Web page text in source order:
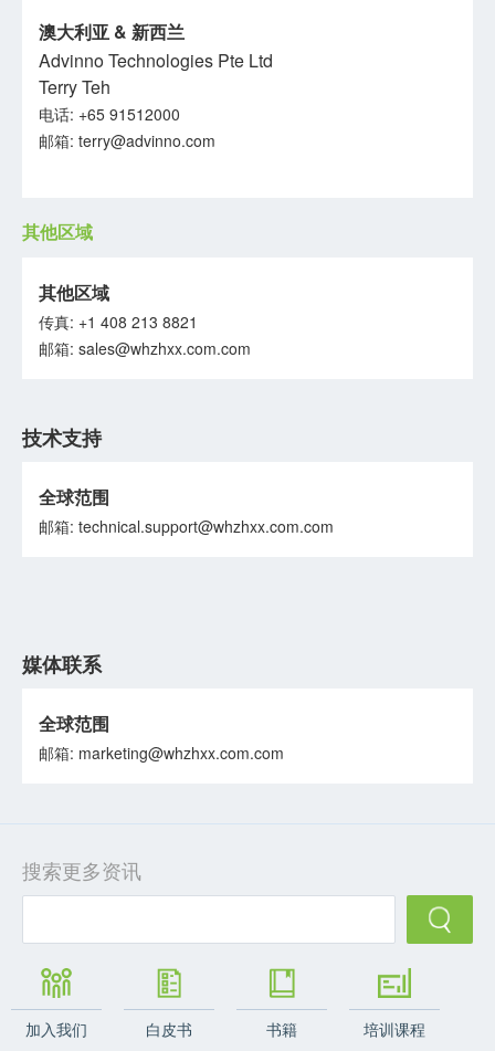
澳大利亚 & 新西兰
Advinno Technologies Pte Ltd
Terry Teh
电话: +65 91512000
邮箱: terry@advinno.com
其他区域
其他区域
传真: +1 408 213 8821
邮箱: sales@whzhxx.com.com
技术支持
全球范围
邮箱: technical.support@whzhxx.com.com
媒体联系
全球范围
邮箱: marketing@whzhxx.com.com
搜索更多资讯
加入我们 白皮书 书籍 培训课程